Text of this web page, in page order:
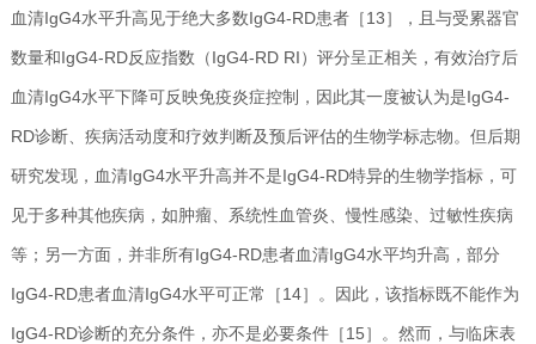
血清IgG4水平升高见于绝大多数IgG4-RD患者［13］，且与受累器官
数量和IgG4-RD反应指数（IgG4-RD RI）评分呈正相关，有效治疗后
血清IgG4水平下降可反映免疫炎症控制，因此其一度被认为是IgG4-
RD诊断、疾病活动度和疗效判断及预后评估的生物学标志物。但后期
研究发现，血清IgG4水平升高并不是IgG4-RD特异的生物学指标，可
见于多种其他疾病，如肿瘤、系统性血管炎、慢性感染、过敏性疾病
等；另一方面，并非所有IgG4-RD患者血清IgG4水平均升高，部分
IgG4-RD患者血清IgG4水平可正常［14］。因此，该指标既不能作为
IgG4-RD诊断的充分条件，亦不是必要条件［15］。然而，与临床表